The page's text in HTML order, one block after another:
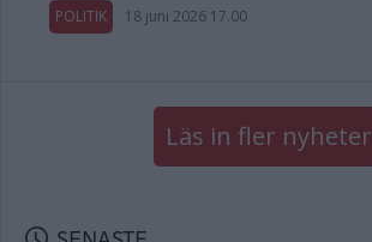
POLITIK 18 juni 2026 17.00
Läs in fler nyheter